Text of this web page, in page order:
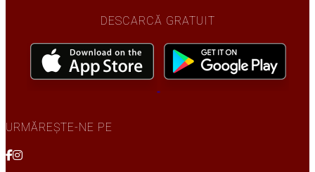
DESCARCĂ GRATUIT
URMĂREȘTE-NE PE